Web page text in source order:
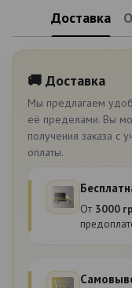
Доставка
🚚 Доставка
Мы предлагаем
её пределами. Вы
получения заказа с
оплаты.
От 3000